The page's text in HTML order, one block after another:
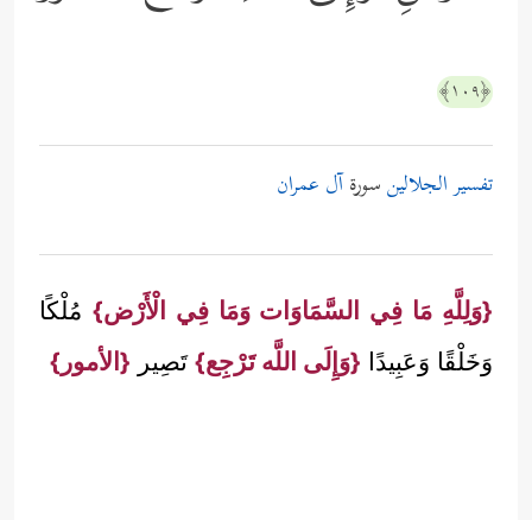
﴿١٠٩﴾
تفسير الجلالينسورةآل عمران
{وَلِلَّهِ مَا فِي السَّمَاوَات وَمَا فِي الْأَرْض} مُلْكًا
وَخَلْقًا وَعَبِيدًا {وَإِلَى اللَّه تَرْجِع} تَصِير {الأمور}